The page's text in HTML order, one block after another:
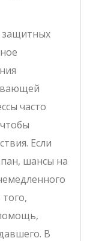
защитных
часто
Если
шансы на
В